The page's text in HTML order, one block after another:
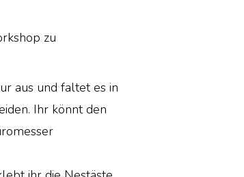
zu
aus und faltet es in
Ihr könnt den